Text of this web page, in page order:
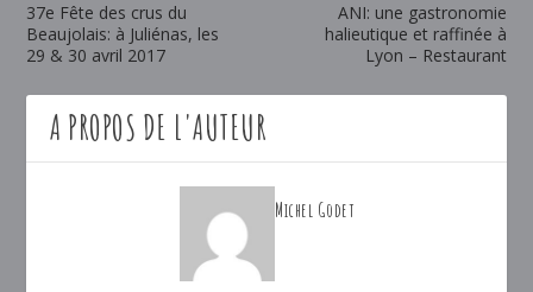
37e Fête des crus du
Beaujolais: à Juliénas, les
29 & 30 avril 2017
ANI: une gastronomie
halieutique et raffinée à
Lyon – Restaurant
A PROPOS DE L'AUTEUR
Michel Godet